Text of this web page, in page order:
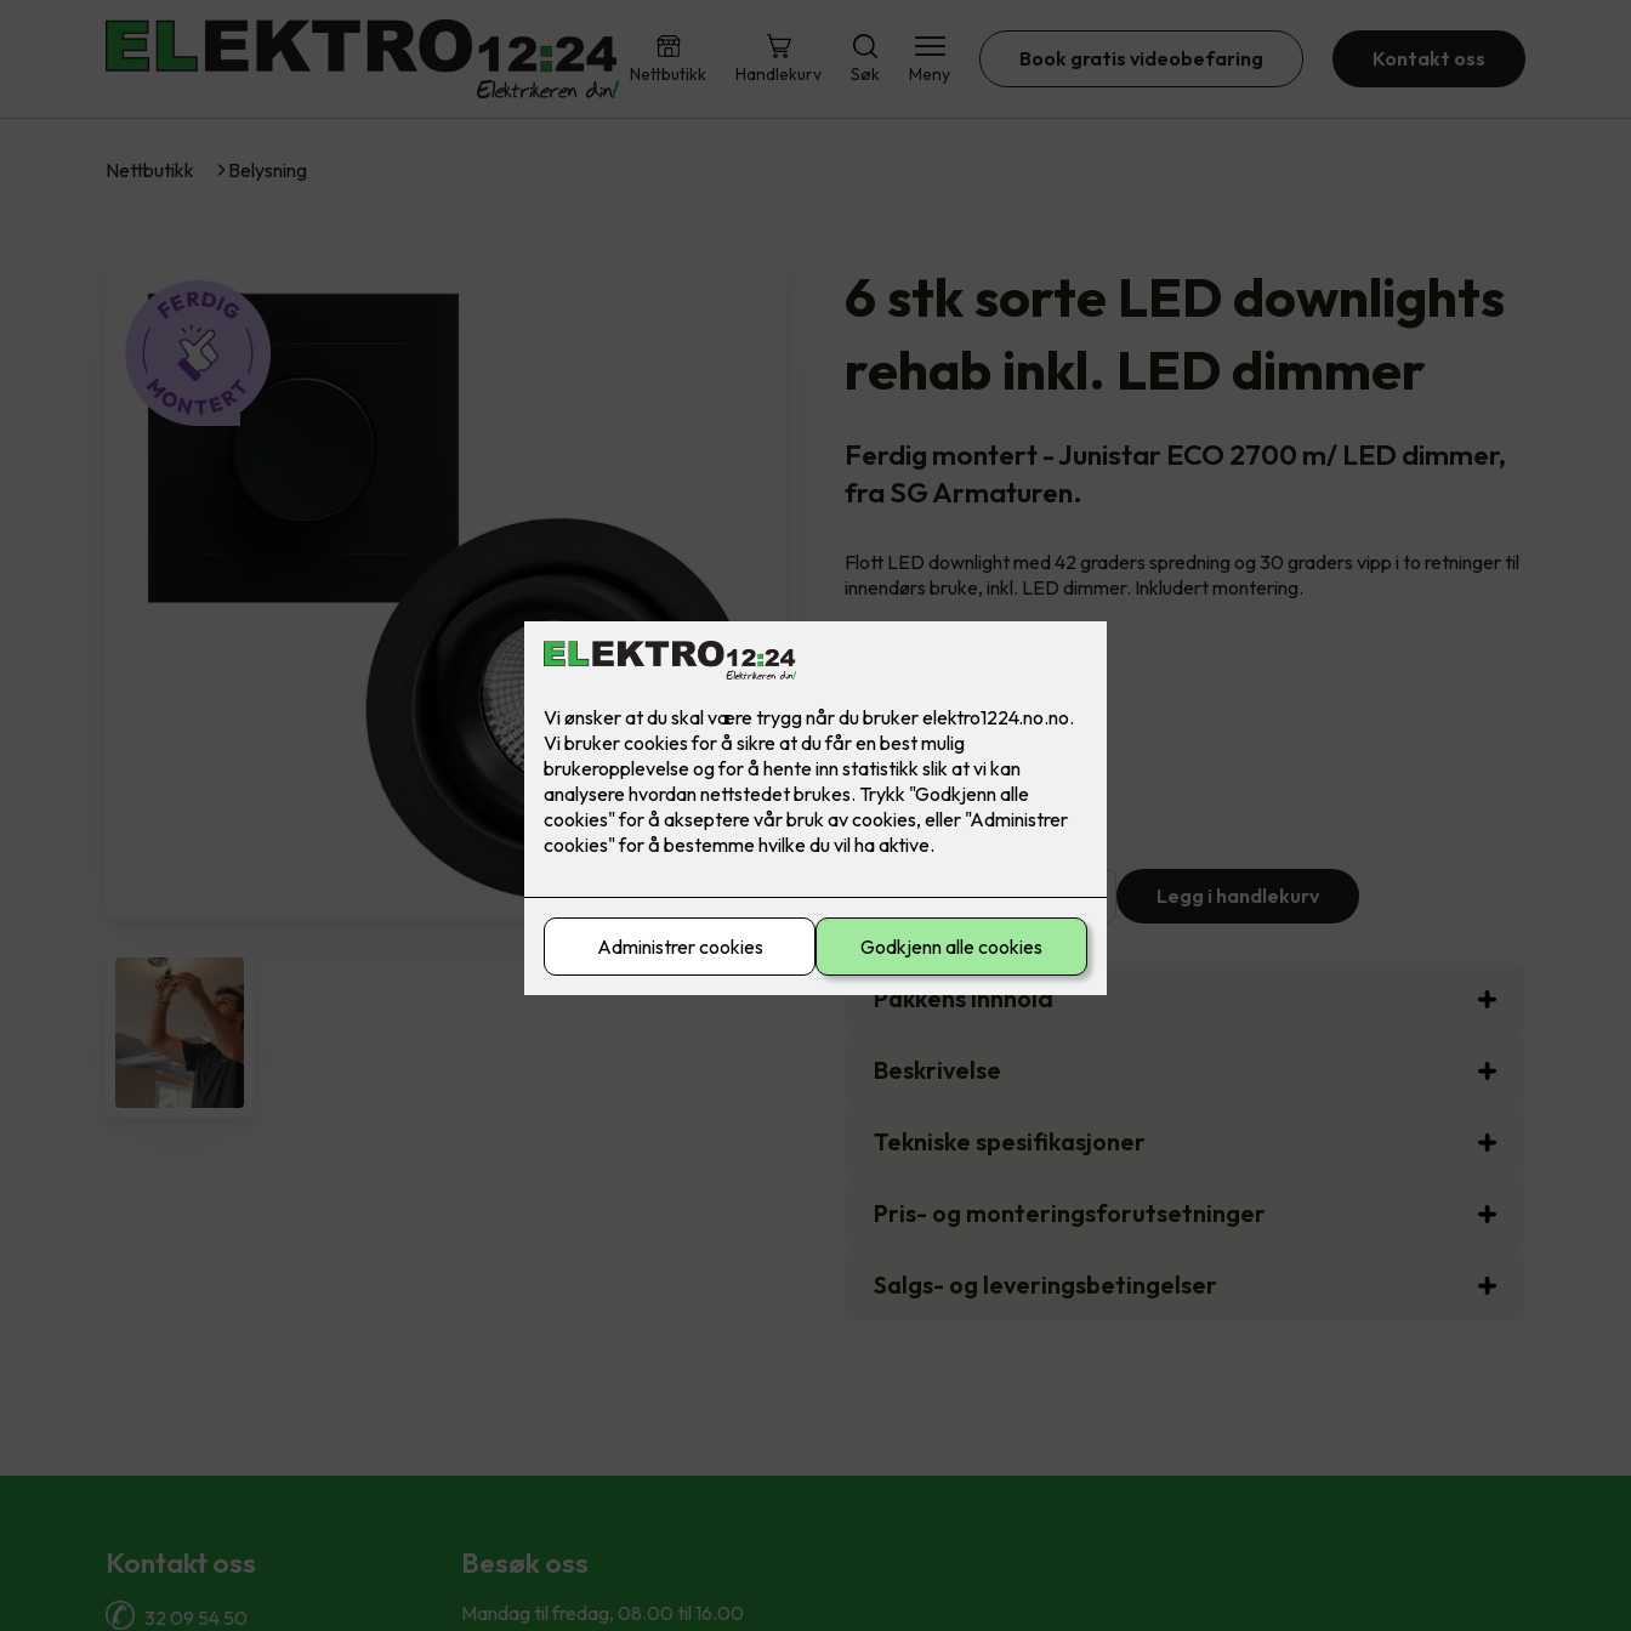
Nettbutikk Handlekurv Søk Meny
Book gratis videobefaring Kontakt oss
Nettbutikk Belysning
6 stk sorte LED downlights
rehab inkl. LED dimmer
Ferdig montert - Junistar ECO 2700 m/ LED dimmer,
fra SG Armaturen.
Flott LED downlight med 42 graders spredning og 30 graders vipp i to retninger til
innendørs bruke, inkl. LED dimmer. Inkludert montering.
6,900,-
Antall - + Legg i handlekurv
Pakkens innhold
Beskrivelse
Tekniske spesifikasjoner
Pris- og monteringsforutsetninger
Salgs- og leveringsbetingelser
Kontakt oss
32 09 54 50
Besøk oss
Mandag til fredag, 08.00 til 16.00